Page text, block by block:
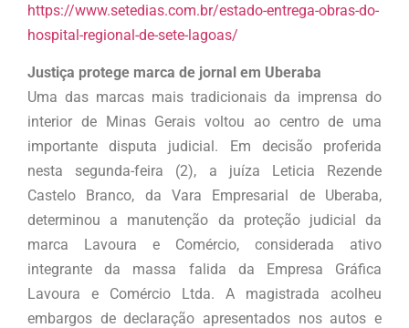
https://www.setedias.com.br/estado-entrega-obras-do-
hospital-regional-de-sete-lagoas/
Justiça protege marca de jornal em Uberaba
Uma das marcas mais tradicionais da imprensa do
interior de Minas Gerais voltou ao centro de uma
importante disputa judicial. Em decisão proferida
nesta segunda-feira (2), a juíza Leticia Rezende
Castelo Branco, da Vara Empresarial de Uberaba,
determinou a manutenção da proteção judicial da
marca Lavoura e Comércio, considerada ativo
integrante da massa falida da Empresa Gráfica
Lavoura e Comércio Ltda. A magistrada acolheu
embargos de declaração apresentados nos autos e